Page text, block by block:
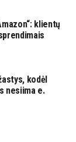
klientų
kodėl
nesiima e.